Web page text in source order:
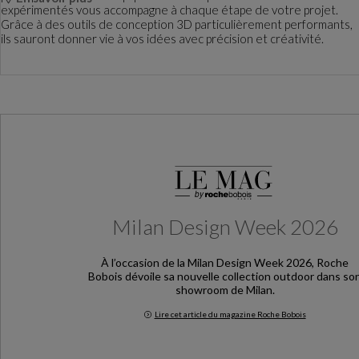
expérimentés vous accompagne à chaque étape de votre projet.
Grâce à des outils de conception 3D particulièrement performants,
ils sauront donner vie à vos idées avec précision et créativité.
Milan Design Week 2026
À l’occasion de la Milan Design Week 2026, Roche
Bobois dévoile sa nouvelle collection outdoor dans
showroom de Milan.
Lire cet article du magazine Roche Bobois
Milan Design Week 2026